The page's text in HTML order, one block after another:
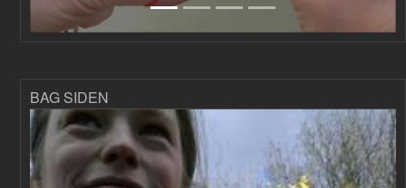
BAG SIDEN